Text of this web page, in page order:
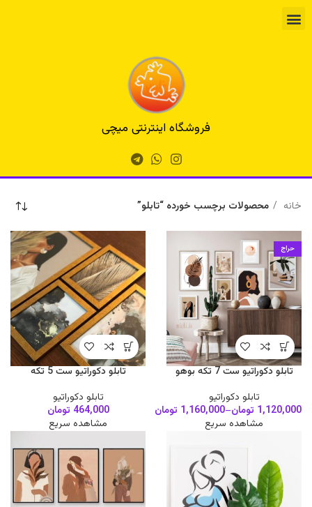
فروشگاه اینترنتی میچی
خانه محصولات برچسب خورده “تابلو”
حراج
تابلو دکوراتیو ست 7 تکه بوهو
تابلو دکوراتیو
1,120,000 تومان–
1,160,000 تومان
مشاهده سریع
تابلو دکوراتیو ست 5 تکه
تابلو دکوراتیو
464,000 تومان
مشاهده سریع